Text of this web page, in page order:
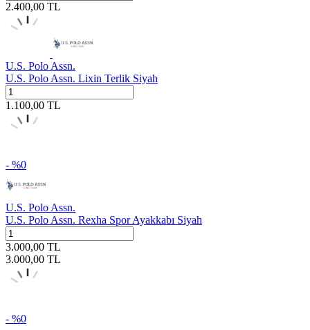
2.400,00 TL
U.S. Polo Assn.
U.S. Polo Assn. Lixin Terlik Siyah
1.100,00 TL
- %0
U.S. Polo Assn.
U.S. Polo Assn. Rexha Spor Ayakkabı Siyah
3.000,00 TL
3.000,00 TL
- %0